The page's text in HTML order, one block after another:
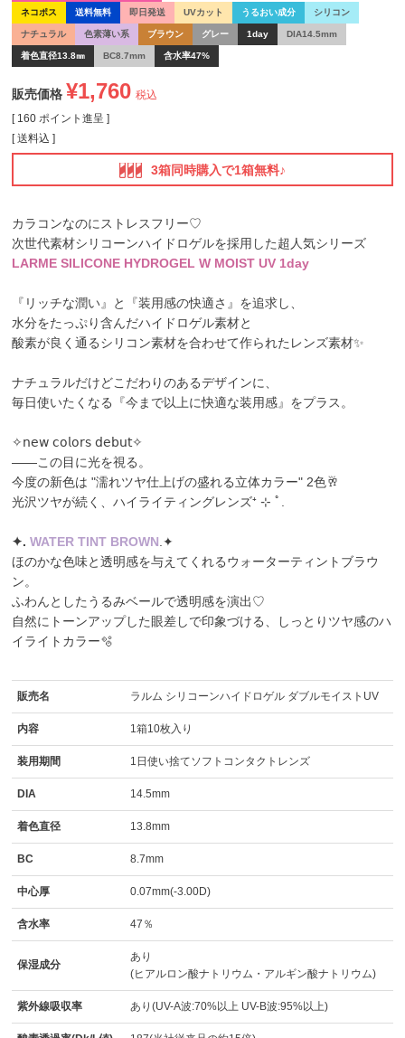
ネコポス 送料無料 即日発送 UVカット うるおい成分 シリコン
ナチュラル 色素薄い系 ブラウン グレー 1day DIA14.5mm
着色直径13.8㎜ BC8.7mm 含水率47%
販売価格 ¥1,760 税込
[ 160 ポイント進呈 ]
送料込
3箱同時購入で1箱無料♪
カラコンなのにストレスフリー♡
次世代素材シリコーンハイドロゲルを採用した超人気シリーズ
LARME SILICONE HYDROGEL W MOIST UV 1day
『リッチな潤い』と『装用感の快適さ』を追求し、
水分をたっぷり含んだハイドロゲル素材と
酸素が良く通るシリコン素材を合わせて作られたレンズ素材✨
ナチュラルだけどこだわりのあるデザインに、
毎日使いたくなる『今まで以上に快適な装用感』をプラス。
✧𝗇𝖾𝗐 𝖼𝗈𝗅𝗈𝗋𝗌 𝖽𝖾𝖻𝗎𝗍✧
――この目に光を視る。
今度の新色は "濡れツヤ仕上げの盛れる立体カラー" 2色🥂
光沢ツヤが続く、ハイライティングレンズ⁺ ⊹ ﾟ.
✦️. WATER TINT BROWN.✦️
ほのかな色味と透明感を与えてくれるウォーターティントブラウ
ン。
ふわんとしたうるみベールで透明感を演出♡
自然にトーンアップした眼差しで印象づける、しっとりツヤ感のハ
イライトカラー🫧
販売名 ラルム シリコーンハイドロゲル ダブルモイストUV
内容 1箱10枚入り
装用期間 1日使い捨てソフトコンタクトレンズ
DIA 14.5mm
着色直径 13.8mm
BC 8.7mm
中心厚 0.07mm(-3.00D)
含水率 47％
保湿成分
あり
(ヒアルロン酸ナトリウム・アルギン酸ナトリウム)
紫外線吸収率 あり(UV-A波:70%以上 UV-B波:95%以上)